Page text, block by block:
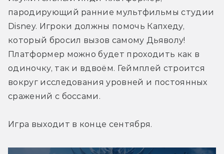
пародирующий ранние мультфильмы студии
Disney. Игроки должны помочь Капхеду,
который бросил вызов самому Дьяволу!
Платформер можно будет проходить как в
одиночку, так и вдвоём. Геймплей строится
вокруг исследования уровней и постоянных
сражений с боссами.
Игра выходит в конце сентября.